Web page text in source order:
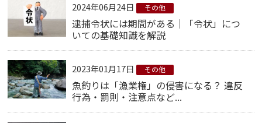
2024年06月24日 その他
逮捕令状には期間がある｜「令状」につ
いての基礎知識を解説
2023年01月17日 その他
魚釣りは「漁業権」の侵害になる？ 違反
行為・罰則・注意点など...